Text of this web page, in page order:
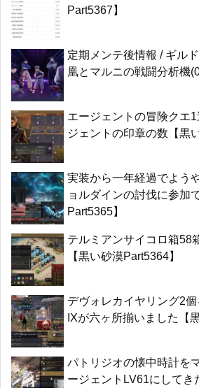
Part5367】
定期メンテ後情報 / ギル
凰とマルニの戦闘分析機
エージェントの冒険クエ
ジェントの印章の数【黒
実装から一年経過でよう
ョルダインの討伐に参加
Part5365】
テルミアンサイコロ箱58
【黒い砂漠Part5364】
デヴォレカイヤリング2
IXが六ヶ所揃いました【
パトリジオの懐中時計を
ージェントLV61にしてき